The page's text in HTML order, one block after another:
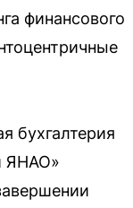
финансового
бухгалтерия
ЯНАО»